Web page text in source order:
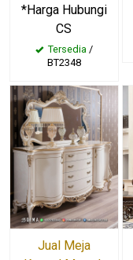
*Harga Hubungi
CS
Tersedia/
BT2348
Jual Meja